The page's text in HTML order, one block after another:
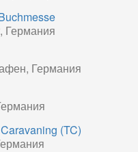
Германия
Германия
(TC)